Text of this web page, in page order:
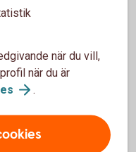
du del av
är
med BAS-
när du vill,
när du är
.